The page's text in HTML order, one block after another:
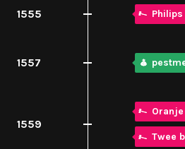
1555
1557
1559
Twee